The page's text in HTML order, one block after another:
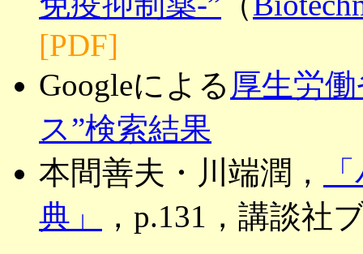
[PDF]
Googleによる 厚生労
ス”検索結果
本間善夫・川端潤，
典」
，p.131，講談社